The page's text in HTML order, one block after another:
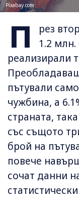
Pixabay.com
П
рез
1.2 млн.
реализирали
пътували
чужбина, а
страната,
със същото
брой на
повече
сочат данни